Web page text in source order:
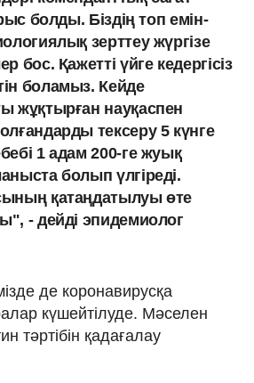
болды. Біздің топ емін-
зерттеу жүргізе
бос. Қажетті үйге кедергісіз
боламыз. Кейде
жұқтырған науқаспен
тексеру 5 күнге
1 адам 200-ге жуық
болып үлгіреді.
қатаңдатылуы өте
- дейді эпидемиолог
де коронавирусқа
күшейтілуде. Мәселен
тәртібін қадағалау